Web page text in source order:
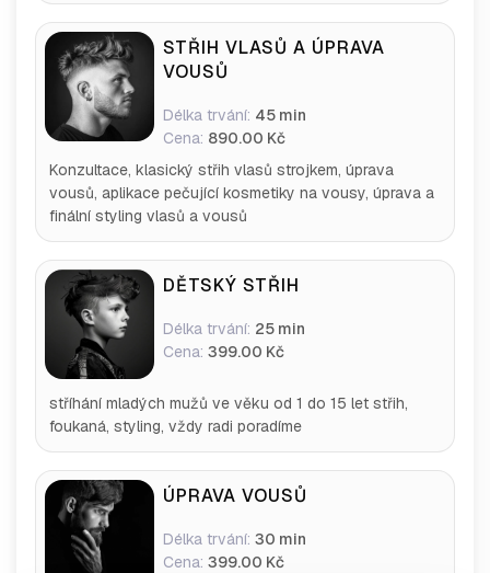
STŘIH VLASŮ A ÚPRAVA
VOUSŮ
Délka trvání: 45 min
Cena: 890.00 Kč
Konzultace, klasický střih vlasů strojkem, úprava
vousů, aplikace pečující kosmetiky na vousy, úprava a
finální styling vlasů a vousů
DĚTSKÝ STŘIH
Délka trvání: 25 min
Cena: 399.00 Kč
stříhání mladých mužů ve věku od 1 do 15 let střih,
foukaná, styling, vždy radi poradíme
ÚPRAVA VOUSŮ
Délka trvání: 30 min
Cena: 399.00 Kč